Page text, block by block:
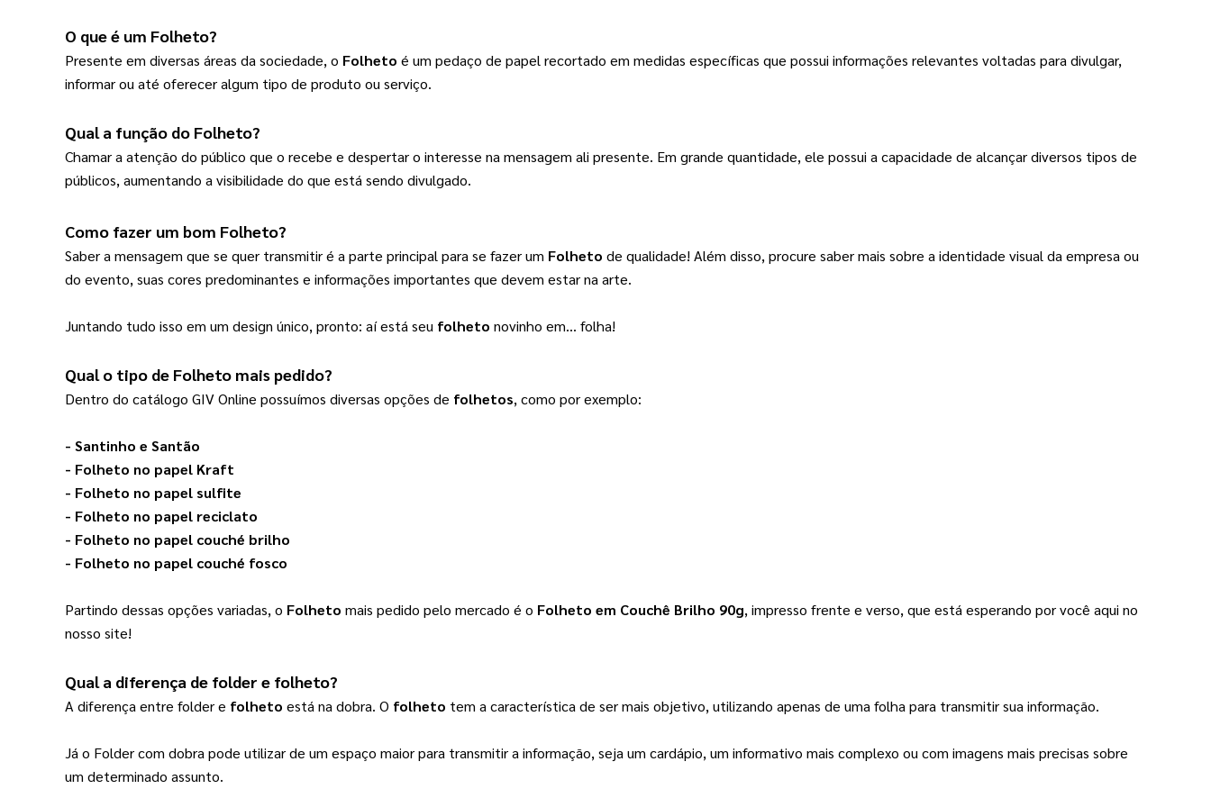
10000 (65)
20000 (51)
50000 (17)
60000 (4)
100000 (6)
250000
1000000 (4)
2000000 (1)
O que é um Folheto?
Presente em diversas áreas da sociedade, o Folheto é um pedaço de papel recortado em medidas específicas que possui informações relevantes voltadas para divulgar,
informar ou até oferecer algum tipo de produto ou serviço.
Qual a função do Folheto?
Chamar a atenção do público que o recebe e despertar o interesse na mensagem ali presente. Em grande quantidade, ele possui a capacidade de alcançar diversos tipos de
públicos, aumentando a visibilidade do que está sendo divulgado.
Como fazer um bom Folheto?
Saber a mensagem que se quer transmitir é a parte principal para se fazer um Folheto de qualidade! Além disso, procure saber mais sobre a identidade visual da empresa ou
do evento, suas cores predominantes e informações importantes que devem estar na arte.
Juntando tudo isso em um design único, pronto: aí está seu folheto novinho em… folha!
Qual o tipo de Folheto mais pedido?
Dentro do catálogo GIV Online possuímos diversas opções de folhetos, como por exemplo:
- Santinho e Santão
- Folheto no papel Kraft
- Folheto no papel sulfite
- Folheto no papel reciclato
- Folheto no papel couché brilho
- Folheto no papel couché fosco
Partindo dessas opções variadas, o Folheto mais pedido pelo mercado é o Folheto em Couchê Brilho 90g, impresso frente e verso, que está esperando por você aqui no
nosso site!
Qual a diferença de folder e folheto?
A diferença entre folder e folheto está na dobra. O folheto tem a característica de ser mais objetivo, utilizando apenas de uma folha para transmitir sua informação.
Já o Folder com dobra pode utilizar de um espaço maior para transmitir a informação, seja um cardápio, um informativo mais complexo ou com imagens mais precisas sobre
um determinado assunto.